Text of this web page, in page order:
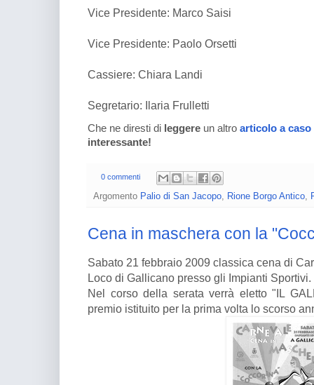
Vice Presidente: Marco Saisi
Vice Presidente: Paolo Orsetti
Cassiere: Chiara Landi
Segretario: Ilaria Frulletti
Che ne diresti di leggere un altro articolo a caso
interessante!
0 commenti
Argomento Palio di San Jacopo Rione Borgo Antico
Cena in maschera con la
Sabato 21 febbraio 2009 classica cena di
Loco di Gallicano presso gli Impianti Sportivi.
Nel corso della serata verrà eletto "IL
premio istituito per la prima volta lo scorso